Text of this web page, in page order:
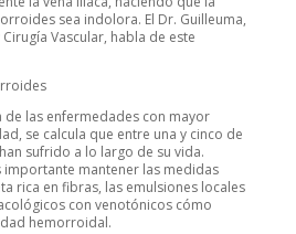
sea indolora. El Dr. Guilleuma,
Vascular, habla de este
de las enfermedades con mayor
se calcula que entre una y cinco de
sufrido a lo largo de su vida.
importante mantener las medidas
rica en fibras, las emulsiones locales
con venotónicos cómo
hemorroidal.